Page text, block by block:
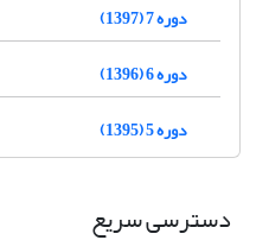
دوره 7 (1397)
دوره 6 (1396)
دوره 5 (1395)
دسترسی سریع